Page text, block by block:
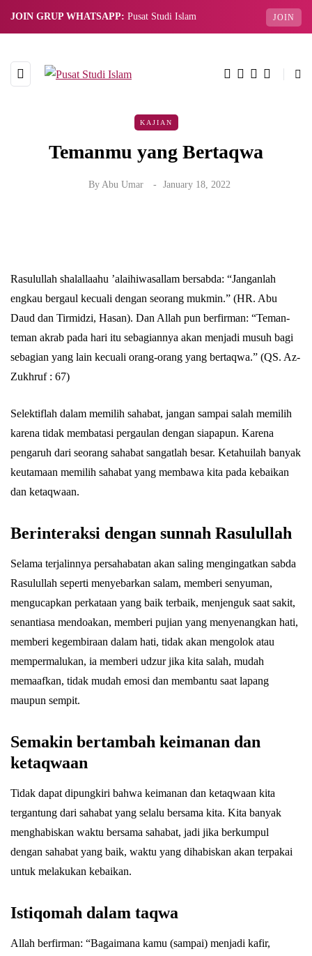
JOIN GRUP WHATSAPP: Pusat Studi Islam JOIN
KAJIAN
Temanmu yang Bertaqwa
By Abu Umar January 18, 2022
Rasulullah shalallaahu ’alaihiwasallam bersabda: “Janganlah
engkau bergaul kecuali dengan seorang mukmin.” (HR. Abu
Daud dan Tirmidzi, Hasan). Dan Allah pun berfirman: “Teman-
teman akrab pada hari itu sebagiannya akan menjadi musuh bagi
sebagian yang lain kecuali orang-orang yang bertaqwa.” (QS. Az-
Zukhruf : 67)
Selektiflah dalam memilih sahabat, jangan sampai salah memilih
karena tidak membatasi pergaulan dengan siapapun. Karena
pengaruh dari seorang sahabat sangatlah besar. Ketahuilah banyak
keutamaan memilih sahabat yang membawa kita pada kebaikan
dan ketaqwaan.
Berinteraksi dengan sunnah Rasulullah
Selama terjalinnya persahabatan akan saling mengingatkan sabda
Rasulullah seperti menyebarkan salam, memberi senyuman,
mengucapkan perkataan yang baik terbaik, menjenguk saat sakit,
senantiasa mendoakan, memberi pujian yang menyenangkan hati,
memberi kegembiraan dalam hati, tidak akan mengolok atau
mempermalukan, ia memberi udzur jika kita salah, mudah
memaafkan, tidak mudah emosi dan membantu saat lapang
maupun sempit.
Semakin bertambah keimanan dan
ketaqwaan
Tidak dapat dipungkiri bahwa keimanan dan ketaqwaan kita
tergantung dari sahabat yang selalu bersama kita. Kita banyak
menghabiskan waktu bersama sahabat, jadi jika berkumpul
dengan sahabat yang baik, waktu yang dihabiskan akan terpakai
untuk melakukan kebaikan.
Istiqomah dalam taqwa
Allah berfirman: “Bagaimana kamu (sampai) menjadi kafir,